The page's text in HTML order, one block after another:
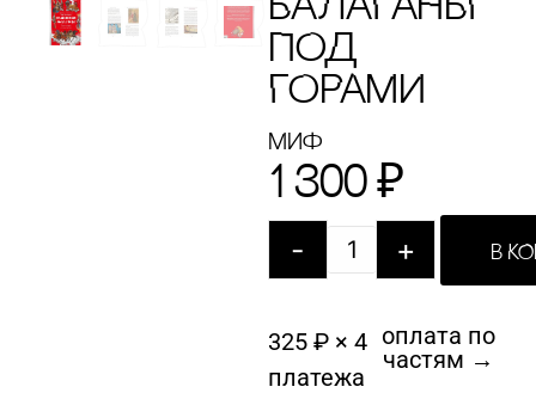
БАЛАГАНЫ
ПОД
ГОРАМИ
Миф
1 300 ₽
- + В
325 ₽ × 4
платежа
оплата по
частям →